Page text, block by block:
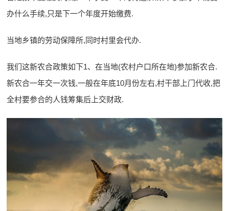
办什么手续,只是下一个年度开始缴费.
当地乡镇的劳动保障所,同时村里会代办.
我们这新农合政策如下1、在当地(农村户口所在地)参加新农合.
新农合一年交一次钱,一般在年底10月份左右,村干部上门代收,把
全村要参合的人钱筹集后上交财政.